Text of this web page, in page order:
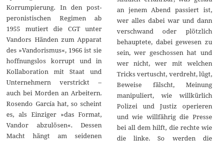
Korrumpierung. In den post-
peronistischen Regimen ab
1955 mutiert die CGT unter
Vandors Händen zum Apparat
des »Vandorismus«, 1966 ist sie
hoffnungslos korrupt und in
Kollaboration mit Staat und
Unternehmern verstrickt –
auch bei Morden an Arbeitern.
Rosendo García hat, so scheint
es, als Einziger »das Format,
Vandor abzulösen«. Dessen
Macht hängt am seidenen
an jenem Abend passiert ist,
wer alles dabei war und dann
verschwand oder plötzlich
behauptete, dabei gewesen zu
sein, wer geschossen hat und
wer nicht, wer mit welchen
Tricks vertuscht, verdreht, lügt,
Beweise fälscht, Meinung
manipuliert, wie willkürlich
Polizei und Justiz operieren
und wie willfährig die Presse
bei all dem hilft, die rechte wie
die linke. So werden die